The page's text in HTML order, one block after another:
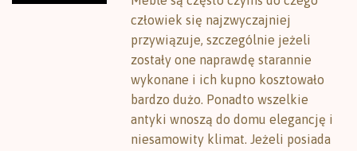
człowiek się najzwyczajniej
przywiązuje, szczególnie jeżeli
zostały one naprawdę starannie
wykonane i ich kupno kosztowało
bardzo dużo. Ponadto wszelkie
antyki wnoszą do domu elegancję i
niesamowity klimat. Jeżeli posiada